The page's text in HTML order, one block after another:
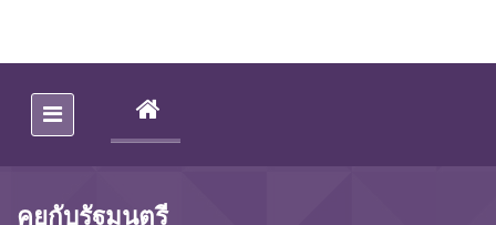
(CURRENT)
คุยกับรัฐมนตรี